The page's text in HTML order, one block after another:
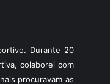
Durante 20
colaborei com
procuravam as